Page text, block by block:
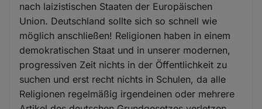
nach laizistischen Staaten der Europäischen
Union. Deutschland sollte sich so schnell wie
möglich anschließen! Religionen haben in einem
demokratischen Staat und in unserer modernen,
progressiven Zeit nichts in der Öffentlichkeit zu
suchen und erst recht nichts in Schulen, da alle
Religionen regelmäßig irgendeinen oder mehrere